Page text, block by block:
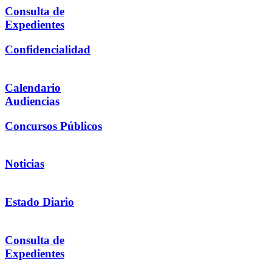
Consulta de
Expedientes
Confidencialidad
Calendario
Audiencias
Concursos Públicos
Noticias
Estado Diario
Consulta de
Expedientes